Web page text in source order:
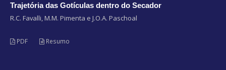
Trajetória das Gotículas dentro do Secador
R.C. Favalli, M.M. Pimenta e J.O.A. Paschoal
PDF Resumo